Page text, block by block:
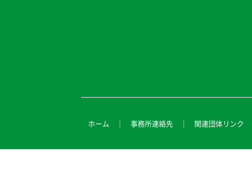
ホーム 事務所連絡先 関連団体リンク